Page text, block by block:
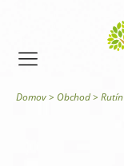
Domov> Obchod>